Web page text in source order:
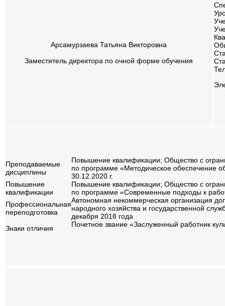
Арсамурзаева Татьяна Викторовна
Заместитель директора по очной форме обучения
Преподаваемые
дисциплины
Повышение квалификации; Общество с
по программе «Методическое обеспечение
30.12.2020 г.
Повышение
квалификации
Повышение квалификации; Общество с
по программе «Современные подходы к
Профессиональная
переподготовка
Автономная некоммерческая организация
народного хозяйства и государственной
декабря 2018 года
Знаки отличия
Почетное звание